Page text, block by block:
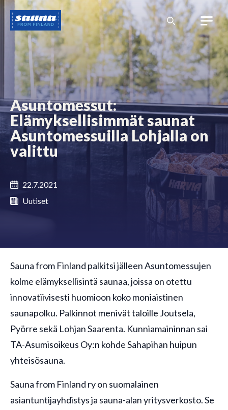
Siirry
sisältöön
Sauna
from
Finland
Asuntomessut:
Elämyksellisimmät saunat
Asuntomessuilla Lohjalla on
valittu
22.7.2021
Uutiset
Sauna from Finland palkitsi jälleen Asuntomessujen
kolme elämyksellisintä saunaa, joissa on otettu
innovatiivisesti huomioon koko moniaistinen
saunapolku. Palkinnot menivät taloille Joutsela,
Pyörre sekä Lohjan Saarenta. Kunniamaininnan sai
TA-Asumisoikeus Oy:n kohde Sahapihan huipun
yhteisösauna.
Sauna from Finland ry on suomalainen
asiantuntijayhdistys ja sauna-alan yritysverkosto. Se